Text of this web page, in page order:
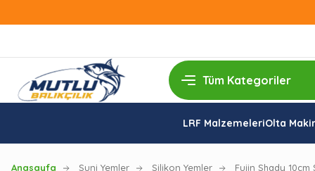
LRF MalzemeleriOlta
Anasayfa Suni Yemler Silikon Yemler Fujin Shady 10cm